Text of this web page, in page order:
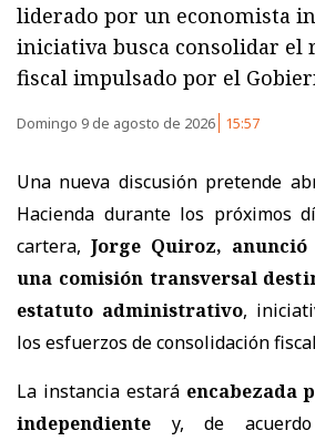
liderado por un economista
iniciativa busca consolidar el
fiscal impulsado por el
Domingo 9 de agosto de 2026 15:57
Una nueva discusión pretende
Hacienda durante los próximos
cartera, Jorge Quiroz,
una comisión transversal
estatuto administrativo,
los esfuerzos de consolidación
La instancia estará encabezada
independiente y, de